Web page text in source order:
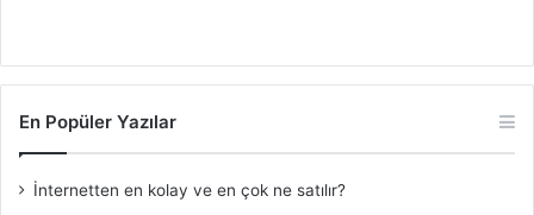
En Popüler Yazılar
İnternetten en kolay ve en çok ne satılır?